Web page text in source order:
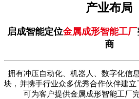
产业布局
启成智能定位金属成形智能工厂
商
拥有冲压自动化、机器人、数字化信
块，并携手行业众多优秀合作伙伴建立
可为客户提供金属成形智能工厂